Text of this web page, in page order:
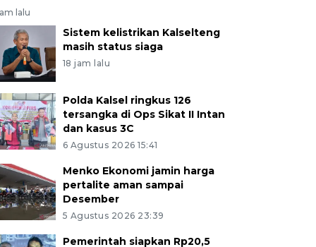
lalu
Sistem kelistrikan Kalselteng
masih status siaga
18 jam lalu
Polda Kalsel ringkus 126
tersangka di Ops Sikat II Intan
dan kasus 3C
6 Agustus 2026 15:41
Menko Ekonomi jamin harga
pertalite aman sampai
Desember
5 Agustus 2026 23:39
Pemerintah siapkan Rp20,5